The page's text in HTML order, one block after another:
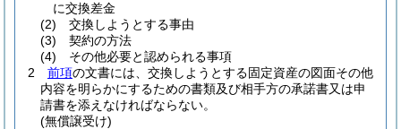
に交換差金
(2)
交換しようとする事由
(3)
契約の方法
(4)
その他必要と認められる事項
2
前項の文書には、交換しようとする固定資産の図面その他
内容を明らかにするための書類及び相手方の承諾書又は申
請書を添えなければならない。
(無償譲受け)